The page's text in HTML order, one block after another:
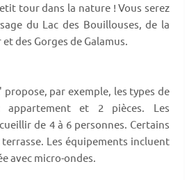
tour dans la nature ! Vous serez
du Lac des Bouillouses, de la
des Gorges de Galamus.
propose, par exemple, les types de
appartement et 2 pièces. Les
de 4 à 6 personnes. Certains
Les équipements incluent
avec micro-ondes.